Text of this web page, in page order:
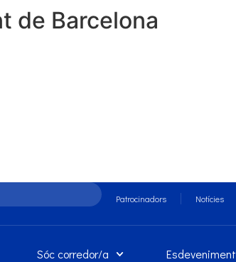
de Barcelona
Patrocinadors Notícies
Sóc corredor/a Esdeveniment